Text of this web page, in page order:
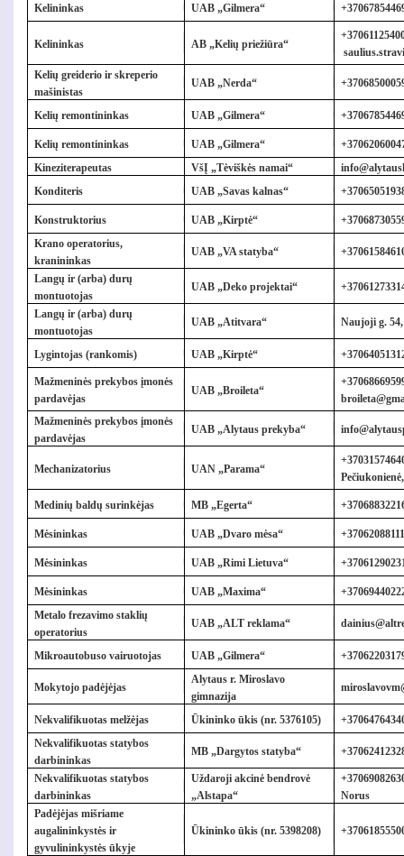
Kelininkas UAB „Gilmera“
Kelininkas AB „Kelių priežiūra“
Kelių greiderio ir skreperio
mašinistas
UAB „Nerda“
Kelių remontininkas UAB „Gilmera“
Kelių remontininkas UAB „Gilmera“
Kineziterapeutas
VšĮ „Tėviškės namai“
Konditeris
UAB „Savas kalnas“ +
Konstruktorius UAB „Kirptė“
Krano operatorius,
kranininkas
UAB „VA statyba“
Langų ir (arba) durų
montuotojas
UAB „Deko projektai“
Langų ir (arba) durų
montuotojas
UAB „Atitvara“ Naujoji g.
Lygintojas (rankomis) UAB „Kirptė“
Mažmeninės prekybos įmonės
pardavėjas
UAB „Broileta“
Mažmeninės prekybos įmonės
pardavėjas
UAB „Alytaus prekyba“
Mechanizatorius UAN „Parama“
Medinių baldų surinkėjas MB „Egerta“
Mėsininkas UAB „Dvaro mėsa“
Mėsininkas UAB „Rimi Lietuva“
Mėsininkas UAB „Maxima“
Metalo frezavimo staklių
operatorius
UAB „ALT reklama“
Mikroautobuso vairuotojas UAB „Gilmera“
Mokytojo padėjėjas
Alytaus r. Miroslavo
gimnazija
Nekvalifikuotas melžėjas Ūkininko ūkis (nr. 5376105)
Nekvalifikuotas statybos
darbininkas
MB „Dargytos statyba“
Nekvalifikuotas statybos
darbininkas
Uždaroji akcinė bendrovė
„Alstapa“
Norus
Padėjėjas mišriame
augalininkystės ir
gyvulininkystės ūkyje
Ūkininko ūkis (nr. 5398208)